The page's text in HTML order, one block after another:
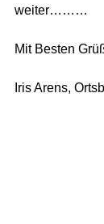
weiter………
Mit Besten
Iris Arens,